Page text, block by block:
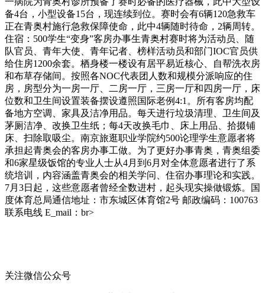
备4台，小型设备15台，现连续到位。赛时会有6辆120急救车
正在青奥村施行急救保障使命，此中4辆随时待命，2辆周转。
住宿：500学生“变身”客房办事生青奥村赛时将为活动员、随
队官员、青年大使、青年记者、榜样活动员和部门IOC官员供
给住房1200余套。栖身楼一楼设有居平易近核心、自帮洗衣房
和布草存储间。按照各NOC代表团人数和规模分派响应的住
房，房型分为一房一厅、二房一厅，三房一厅和四房一厅，床
位数和卫生间设置装备摆设遵照国际老例4:1。所有客房均配
备地方空调、家具及洁净用品。每天进行垃圾清理、卫生间及
茅厕洁净、改换卫生纸；每4天改换毛巾、床上用品、拾掇铺
床、扫除取吸尘。南京旅逛职业学院约500论理学生意愿者将
承担起青奥会的客房办事工做。为了更好办事青奥，青奥组委
和6家星级饭馆的专业人士从4月到6月对全体意愿者进行了系
统培训，内容涵盖青奥会的相关学问、住宿办事理论和实践。
7月3日起，这些意愿者曾经全数进村，起头现实操做锻炼。国
度体育总局通信地址：市东城区体育馆2号 邮政编码：100763
联系电线 E_mail：br>
关注微信公众号